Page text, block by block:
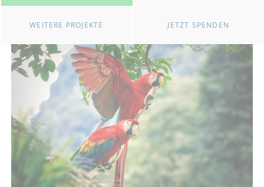
WEITERE PROJEKTE JETZT SPENDEN